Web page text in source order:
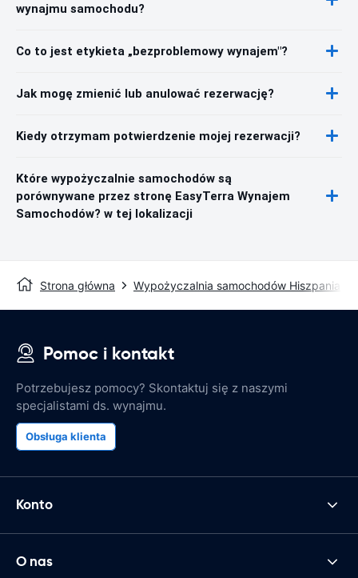
wynajmu samochodu?
Co to jest etykieta „bezproblemowy wynajem"?
Jak mogę zmienić lub anulować rezerwację?
Kiedy otrzymam potwierdzenie mojej rezerwacji?
Które wypożyczalnie samochodów są
porównywane przez stronę EasyTerra Wynajem
Samochodów? w tej lokalizacji
Strona główna Wypożyczalnia samochodów Hiszpania
Pomoc i kontakt
Potrzebujesz pomocy? Skontaktuj się z naszymi
specjalistami ds. wynajmu.
Obsługa klienta
Konto
O nas